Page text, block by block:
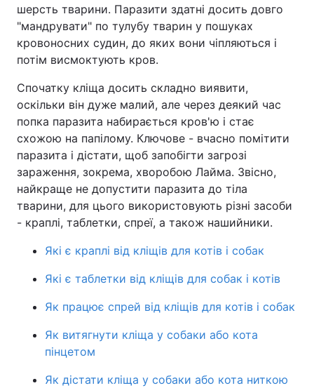
Техно і зв'язок Лайт
Зброя Інциденти
Цікавинки Погода
Екологія Регіони
Лонгріди
Відео з Youtube Статті
Інтерв'ю
Архів Вакансії
Контакти
Послуги
шерсть тварини. Паразити здатні досить довго
"мандрувати" по тулубу тварин у пошуках
кровоносних судин, до яких вони чіпляються і
потім висмоктують кров.
Спочатку кліща досить складно виявити,
оскільки він дуже малий, але через деякий час
попка паразита набирається кров'ю і стає
схожою на папілому. Ключове - вчасно помітити
паразита і дістати, щоб запобігти загрозі
зараження, зокрема, хворобою Лайма. Звісно,
найкраще не допустити паразита до тіла
тварини, для цього використовують різні засоби
- краплі, таблетки, спреї, а також нашийники.
Які є краплі від кліщів для котів і собак
Які є таблетки від кліщів для собак і котів
Як працює спрей від кліщів для котів і собак
Як витягнути кліща у собаки або кота
пінцетом
Як дістати кліща у собаки або кота ниткою